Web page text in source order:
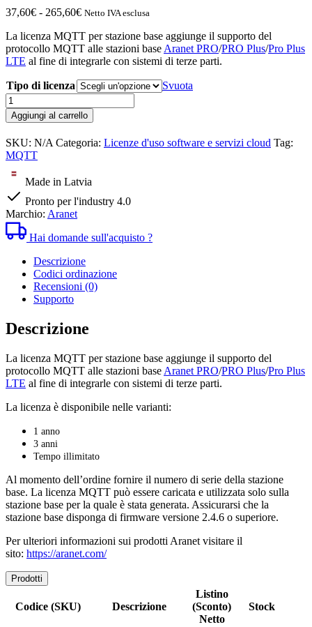
37,60€ - 265,60€Fascia
prezzo:
da
37,60€
265,60€
Netto IVA esclusa
La licenza MQTT per stazione base aggiunge il supporto del
protocollo MQTT alle stazioni base Aranet PRO/PRO Plus/Pro Plus
LTE al fine di integrarle con sistemi di terze parti.
Tipo di licenza
Svuota
Licenza
MQTT
stazione
base
Aranet
quantità
Aggiungi al carrello
SKU: N/A Categoria: Licenze d'uso software e servizi cloud Tag:
MQTT
Made in Latvia
Pronto per l'industry 4.0
Marchio: Aranet
Hai domande sull'acquisto ?
Descrizione
Codici ordinazione
Recensioni (0)
Supporto
Descrizione
La licenza MQTT per stazione base aggiunge il supporto del
protocollo MQTT alle stazioni base Aranet PRO/PRO Plus/Pro Plus
LTE al fine di integrarle con sistemi di terze parti.
La licenza è disponibile nelle varianti:
1 anno
3 anni
Tempo illimitato
Al momento dell’ordine fornire il numero di serie della stazione
base. La licenza MQTT può essere caricata e utilizzata solo sulla
stazione base per la quale è stata generata. Assicurarsi che la
stazione base disponga di firmware versione 2.4.6 o superiore.
Per ulteriori informazioni sui prodotti Aranet visitare il
sito: https://aranet.com/
Prodotti
Codice (SKU) Descrizione
Listino
(Sconto)
Netto
Stock